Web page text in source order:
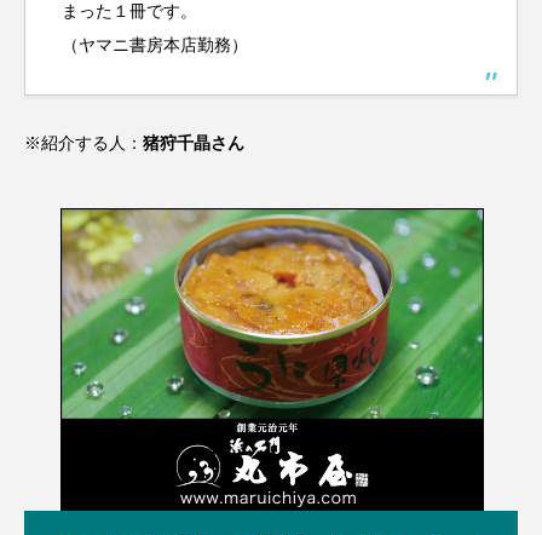
まった１冊です。
（ヤマニ書房本店勤務）
※紹介する人： 猪狩千晶さん